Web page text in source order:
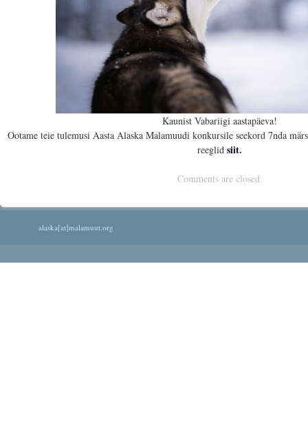
Kaunist Vabariigi aastapäeva!
Ootame teie tulemusi Aasta Alaska Malamuudi konkursile seekord 7nda
reeglidsiit.
Comments are closed.
alaska[at]malamuut.org